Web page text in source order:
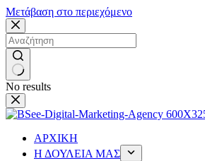
Μετάβαση στο περιεχόμενο
No results
ΑΡΧΙΚΗ
Η ΔΟΥΛΕΙΑ ΜΑΣ